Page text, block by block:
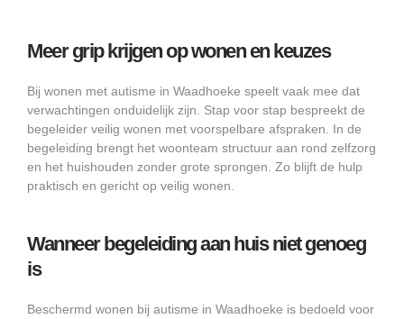
Meer grip krijgen op wonen en keuzes
Bij wonen met autisme in Waadhoeke speelt vaak mee dat
verwachtingen onduidelijk zijn. Stap voor stap bespreekt de
begeleider veilig wonen met voorspelbare afspraken. In de
begeleiding brengt het woonteam structuur aan rond zelfzorg
en het huishouden zonder grote sprongen. Zo blijft de hulp
praktisch en gericht op veilig wonen.
Wanneer begeleiding aan huis niet genoeg
is
Beschermd wonen bij autisme in Waadhoeke is bedoeld voor